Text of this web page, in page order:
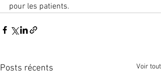
pour les patients.
Posts récents Voir tout